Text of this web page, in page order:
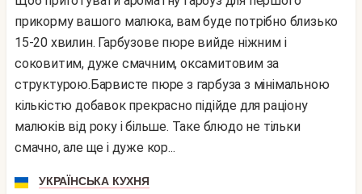
прикорму вашого малюка, вам буде потрібно близько
15-20 хвилин. Гарбузове пюре вийде ніжним і
соковитим, дуже смачним, оксамитовим за
структурою.Барвисте пюре з гарбуза з мінімальною
кількістю добавок прекрасно підійде для раціону
малюків від року і більше. Таке блюдо не тільки
смачно, але ще і дуже кор...
УКРАЇНСЬКА КУХНЯ